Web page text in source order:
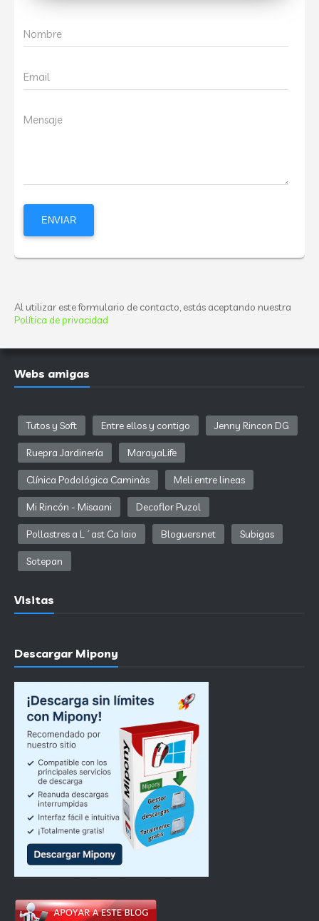
Nombre
Email
Mensaje
Al utilizar este formulario de contacto, estás aceptando nuestra
Política de privacidad
Webs amigas
Tutos y Soft Entre ellos y contigo Jenny Rincon DG
Ruepra Jardinería MarayaLife
Clínica Podológica Caminàs Meli entre lineas
Mi Rincón - Misaani Decoflor Puzol
Pollastres a L´ast Ca Iaio Bloguers.net Subigas
Sotepan
Visitas
Descargar Mipony